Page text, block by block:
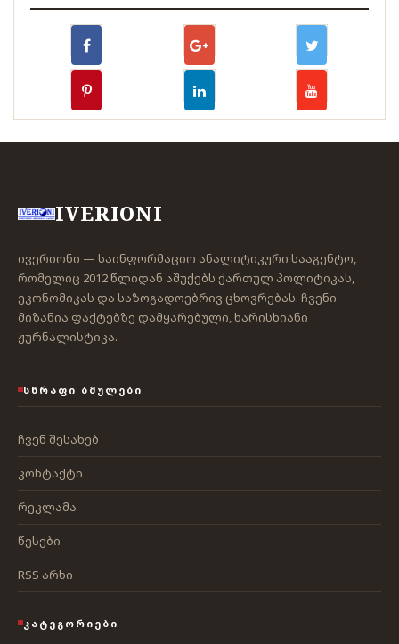
IVERIONI
ივერიონი — საინფორმაციო ანალიტიკური სააგენტო,
რომელიც 2012 წლიდან აშუქებს ქართულ პოლიტიკას,
ეკონომიკას და საზოგადოებრივ ცხოვრებას. ჩვენი
მიზანია ფაქტებზე დამყარებული, ხარისხიანი
ჟურნალისტიკა.
ᲡᲬᲠᲐᲤᲘ ᲑᲛᲣᲚᲔᲑᲘ
ჩვენ შესახებ
კონტაქტი
რეკლამა
წესები
RSS არხი
ᲙᲐᲢᲔᲒᲝᲠᲘᲔᲑᲘ